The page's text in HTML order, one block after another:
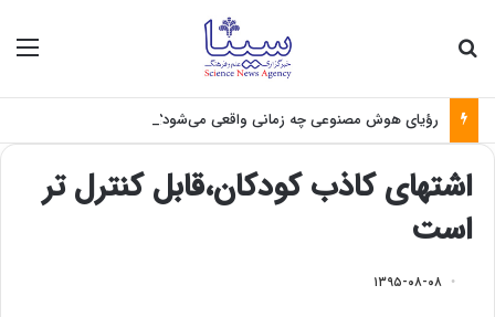
رؤیای هوش مصنوعی چه زمانی واقعی می‌شود؟
اشتهای کاذب کودکان،قابل کنترل تر
است
۱۳۹۵-۰۸-۰۸